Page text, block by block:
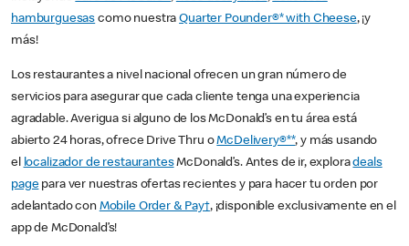
hamburguesas como nuestraQuarter Pounder®* with Cheese, ¡y
más!
Los restaurantes a nivel nacional ofrecen un gran número de
servicios para asegurar que cada cliente tenga una experiencia
agradable. Averigua si alguno de los McDonald’s en tu área está
abierto 24 horas, ofrece Drive Thru oMcDelivery®**, y más usando
el localizador de restaurantesMcDonald’s. Antes de ir, exploradeals
pagepara ver nuestras ofertas recientes y para hacer tu orden por
adelantado con Mobile Order & Pay†, ¡disponible exclusivamente en el
app de McDonald’s!